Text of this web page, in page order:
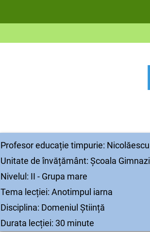
Profesor educație timpurie:
Unitate de învățământ: Școala
Nivelul: II - Grupa mare
Tema lecției: Anotimpul iarna
Disciplina: Domeniul Știință
Durata lecției: 30 minute